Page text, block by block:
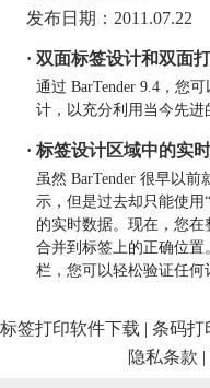
发布日期：2011.07.22
· 双面标签设计和双面
通过 BarTender 9.4，您
计，以充分利用当今先进
· 标签设计区域中的实
虽然 BarTender 很早以
示，但是过去却只能使用
的实时数据。现在，您
合并到标签上的正确位
栏，您可以轻松验证任何
标签打印软件下载 | 条码打
隐私条款 |